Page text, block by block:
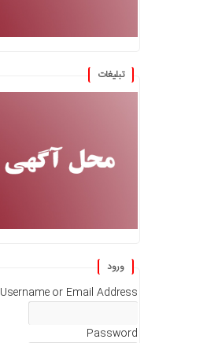
تبلیغات
ورود
Username or Email Address
Password